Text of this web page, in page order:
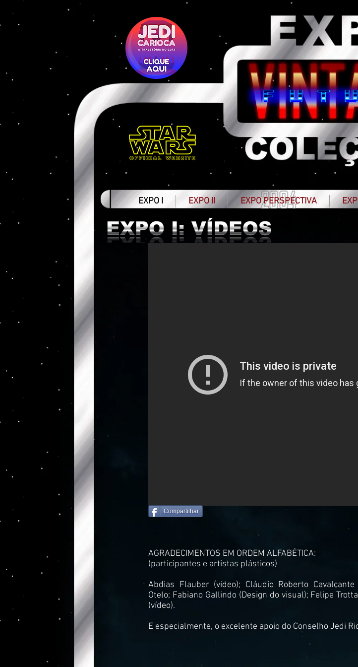
EXPO I EXPO II EXPO PERSPECTIVA
Compartilhar
AGRADECIMENTOS EM ORDEM ALFABÉTICA:
(participantes e artistas plásticos)
Abdias Flauber (vídeo); Cláudio Roberto
Otelo; Fabiano Gallindo (Design do visual); Felipe
(vídeo).
E especialmente, o excelente apoio do Conselho Jedi